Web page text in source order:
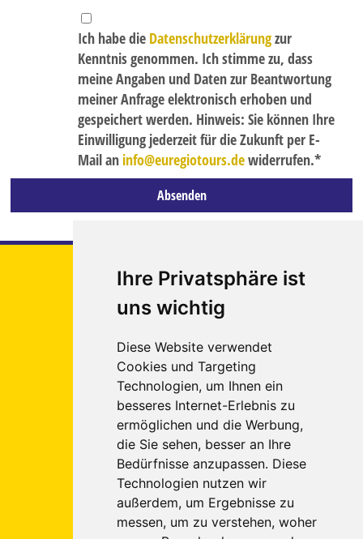
Ihre Privatsphäre ist
uns wichtig
Diese Website verwendet
Cookies und Targeting
Technologien, um Ihnen ein
besseres Internet-Erlebnis zu
ermöglichen und die Werbung,
die Sie sehen, besser an Ihre
Bedürfnisse anzupassen. Diese
Technologien nutzen wir
außerdem, um Ergebnisse zu
messen, um zu verstehen, woher
KUNDEN WERBEN KUNDEN
STELLENANGEBOTE
HAUSTÜRABHOLUNG / TAXISERVICE
Ich habe die Datenschutzerklärungzur
Kenntnis genommen. Ich stimme zu, dass
meine Angaben und Daten zur Beantwortung
meiner Anfrage elektronisch erhoben und
gespeichert werden. Hinweis: Sie können Ihre
Einwilligung jederzeit für die Zukunft per E-
Mail an info euregiotours.dewiderrufen.*
Euregio
Tours
Reigate &
Platz 1
52249
Eschweiler
Tel.: 02403 - 5557891(Eschweiler)
Tel.: 02405 - 8988290(Würselen)
Fax: 02403 - 5557895
E-Mail:info euregiotours.de
Internet: www.euregiotours.de